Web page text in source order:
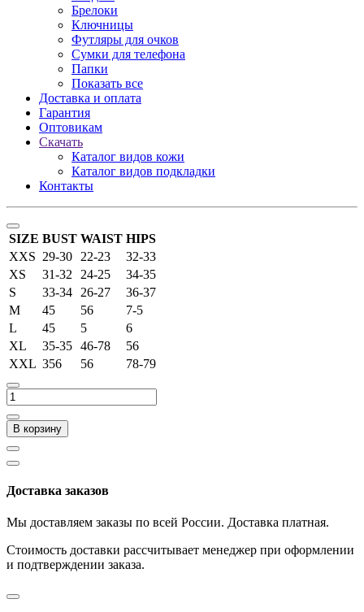
Брелоки
Ключницы
Футляры для очков
Сумки для телефона
Папки
Показать все
Доставка и оплата
Гарантия
Оптовикам
Скачать
Каталог видов кожи
Каталог видов подкладки
Контакты
SIZE BUST WAIST HIPS
XXS 29-30 22-23
32-33
XS
31-32 24-25
34-35
S
33-34 26-27
36-37
M
45 56
7-5
L
45 5
6
XL
35-35 46-78
56
XXL 356 56 78-79
В корзину
Доставка заказов
Мы доставляем заказы по всей России. Доставка платная.
Стоимость доставки рассчитывает менеджер при оформлении
и подтверждении заказа.